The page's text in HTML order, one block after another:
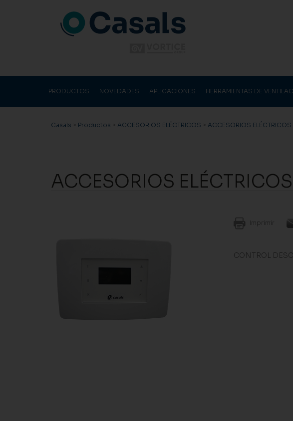
PRODUCTOS NOVEDADES APLICACIONES HERRAMIENTAS DE
Casals > Productos > ACCESORIOS ELÉCTRICOS > ACCESORIOS ELÉCTRICOS
ACCESORIOS
Imprimir
CONTROL